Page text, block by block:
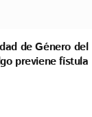
de Género del
previene fístula